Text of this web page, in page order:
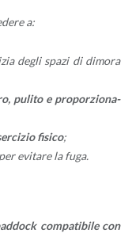
a:
degli spazi di di­mo­ra
pu­li­to e pro­por­zio­na­
fi­si­co;
evi­ta­re la fuga.
com­pa­ti­bi­le con